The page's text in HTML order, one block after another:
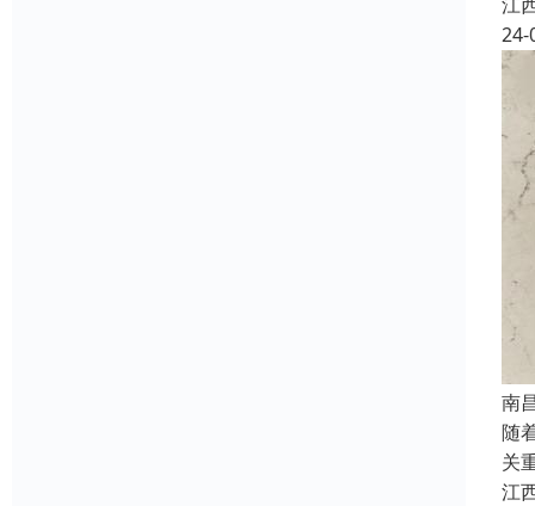
24-
南
随
关
江